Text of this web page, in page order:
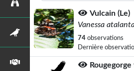
Vulcain (Le)
Vanessa
74 observations
Dernière